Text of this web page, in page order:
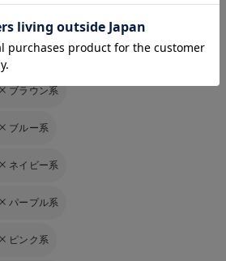
ベージュ系
ブラウン系
ブルー系
ネイビー系
パープル系
ピンク系
入り商品を確認する